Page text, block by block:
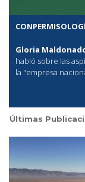
Gloria
habló sobre las
la "empresa
Últimas